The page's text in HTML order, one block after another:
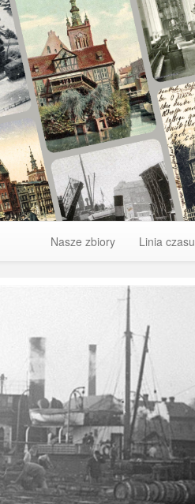
Nasze zbiory Linia czasu